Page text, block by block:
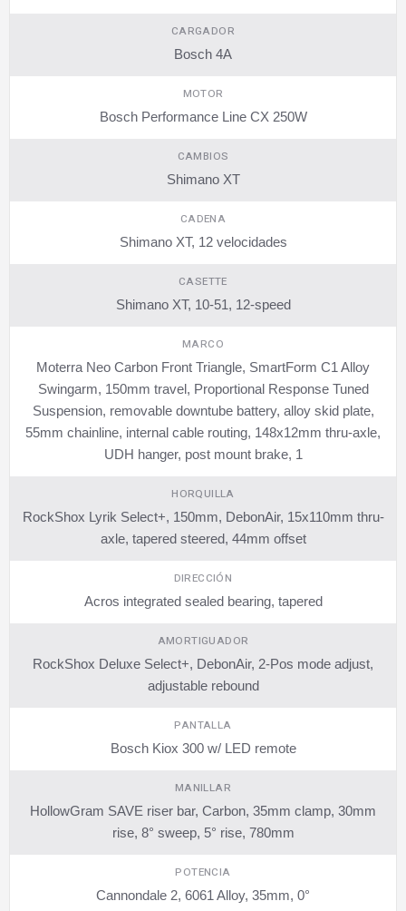
CARGADOR
Bosch 4A
MOTOR
Bosch Performance Line CX 250W
CAMBIOS
Shimano XT
CADENA
Shimano XT, 12 velocidades
CASETTE
Shimano XT, 10-51, 12-speed
MARCO
Moterra Neo Carbon Front Triangle, SmartForm C1 Alloy
Swingarm, 150mm travel, Proportional Response Tuned
Suspension, removable downtube battery, alloy skid plate,
55mm chainline, internal cable routing, 148x12mm thru-axle,
UDH hanger, post mount brake, 1
HORQUILLA
RockShox Lyrik Select+, 150mm, DebonAir, 15x110mm thru-
axle, tapered steered, 44mm offset
DIRECCIÓN
Acros integrated sealed bearing, tapered
AMORTIGUADOR
RockShox Deluxe Select+, DebonAir, 2-Pos mode adjust,
adjustable rebound
PANTALLA
Bosch Kiox 300 w/ LED remote
MANILLAR
HollowGram SAVE riser bar, Carbon, 35mm clamp, 30mm
rise, 8° sweep, 5° rise, 780mm
POTENCIA
Cannondale 2, 6061 Alloy, 35mm, 0°